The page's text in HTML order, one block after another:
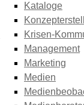
Kataloge
Krisen-
Management
Marketing
Medien